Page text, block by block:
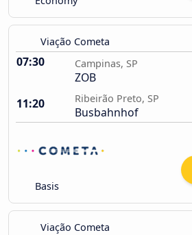
Viação Cometa
07:30 Campinas, SP
ZOB
11:20
Ribeirão Preto, SP
Busbahnhof
Basis
Viação Cometa